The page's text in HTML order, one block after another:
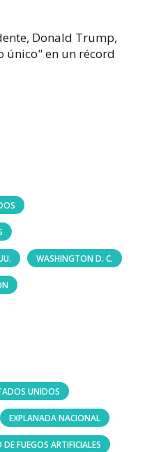
Donald Trump,
único" en un récord
WASHINGTON D. C.
UNIDOS
EXPLANADA NACIONAL
DE FUEGOS ARTIFICIALES